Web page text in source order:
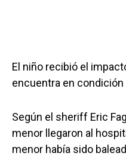
El niño recibió el
encuentra en condición
Según el sheriff Eric
menor llegaron al
menor había sido